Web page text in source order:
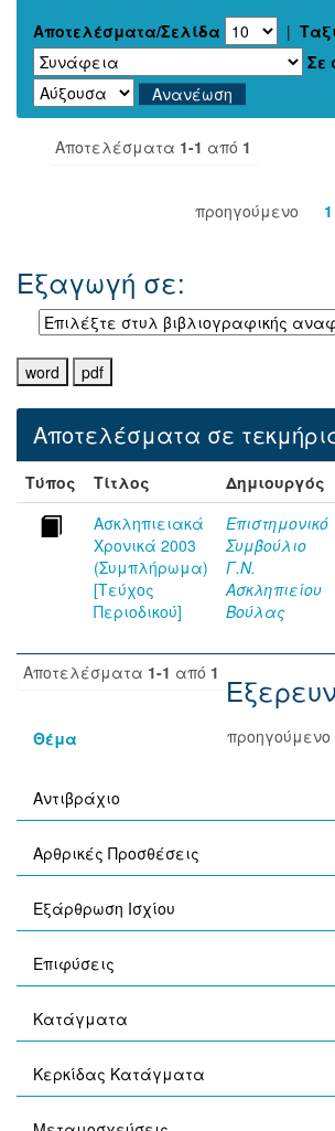
Αποτελέσματα/Σελίδα |
Σε
Αποτελέσματα 1-1 από 1
προηγούμενο 1
Εξαγωγή σε:
Αποτελέσματα σε
Τύπος Τίτλος Δημιουργός
Ασκληπιειακά
Χρονικά 2003
(Συμπλήρωμα)
[Τεύχος
Περιοδικού]
Επιστημονικό
Συμβούλιο
Γ.Ν.
Ασκληπιείου
Βούλας
Αποτελέσματα 1-1 από 1
προηγούμενο
Θέμα
Αντιβράχιο
Αρθρικές Προσθέσεις
Εξάρθρωση Ισχίου
Επιφύσεις
Κατάγματα
Κερκίδας Κατάγματα